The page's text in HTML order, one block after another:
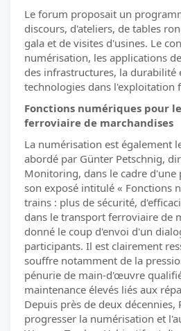
Le forum proposait un
discours, d'ateliers, de tables
gala et de visites d'usines. Le
numérisation, les applications
des infrastructures, la durabilité
technologies dans l'exploitation
Fonctions numériques pour
ferroviaire de marchandises
La numérisation est également
abordé par Günter Petschnig,
Monitoring, dans le cadre d'une
son exposé intitulé « Fonctions
trains : plus de sécurité,
dans le transport ferroviaire de
donné le coup d'envoi d'un
participants. Il est clairement
souffre notamment de la
pénurie de main-d'œuvre
maintenance élevés liés aux
Depuis près de deux
progresser la numérisation et